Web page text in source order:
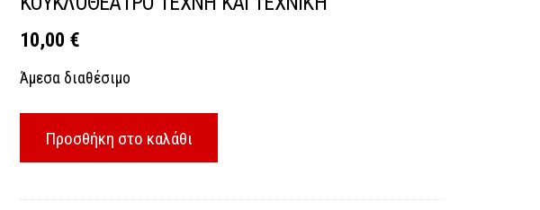
10,00 €
Άμεσα διαθέσιμο
Προσθήκη στο καλάθι